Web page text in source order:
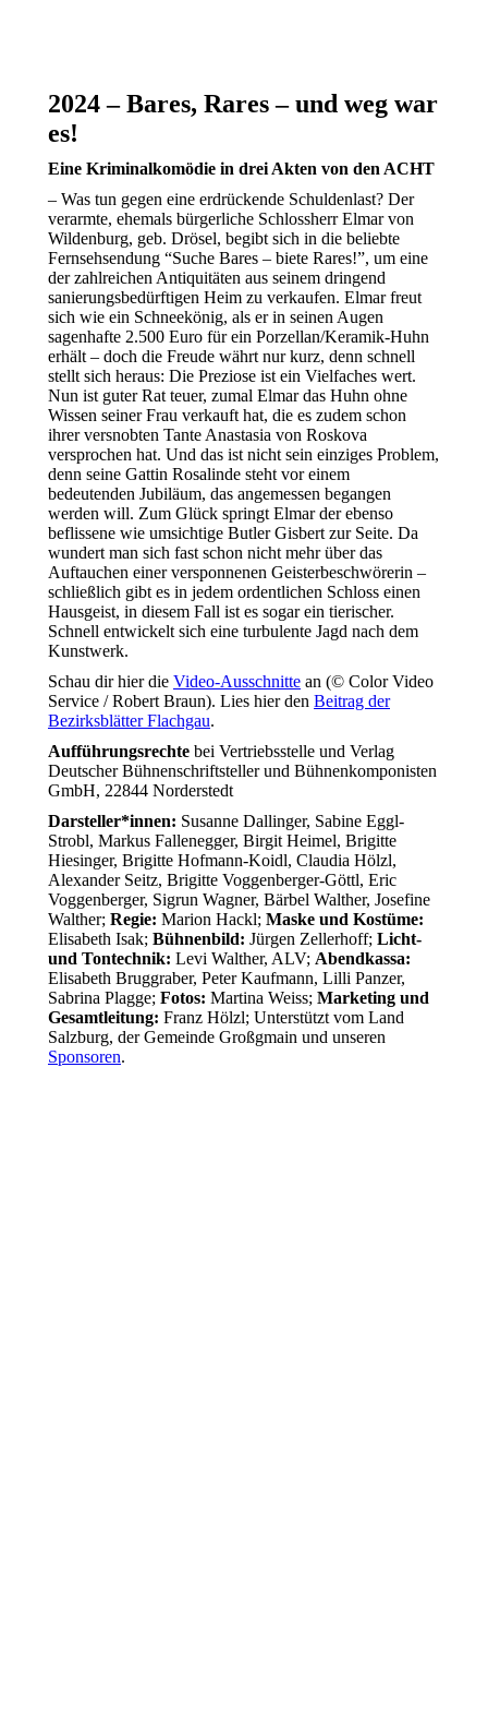
2024 – Bares, Rares – und weg war
es!
Eine Kriminalkomödie in drei Akten von den ACHT
– Was tun gegen eine erdrückende Schuldenlast? Der
verarmte, ehemals bürgerliche Schlossherr Elmar von
Wildenburg, geb. Drösel, begibt sich in die beliebte
Fernsehsendung “Suche Bares – biete Rares!”, um eine
der zahlreichen Antiquitäten aus seinem dringend
sanierungsbedürftigen Heim zu verkaufen. Elmar freut
sich wie ein Schneekönig, als er in seinen Augen
sagenhafte 2.500 Euro für ein Porzellan/Keramik-Huhn
erhält – doch die Freude währt nur kurz, denn schnell
stellt sich heraus: Die Preziose ist ein Vielfaches wert.
Nun ist guter Rat teuer, zumal Elmar das Huhn ohne
Wissen seiner Frau verkauft hat, die es zudem schon
ihrer versnobten Tante Anastasia von Roskova
versprochen hat. Und das ist nicht sein einziges Problem,
denn seine Gattin Rosalinde steht vor einem
bedeutenden Jubiläum, das angemessen begangen
werden will. Zum Glück springt Elmar der ebenso
beflissene wie umsichtige Butler Gisbert zur Seite. Da
wundert man sich fast schon nicht mehr über das
Auftauchen einer versponnenen Geisterbeschwörerin –
schließlich gibt es in jedem ordentlichen Schloss einen
Hausgeist, in diesem Fall ist es sogar ein tierischer.
Schnell entwickelt sich eine turbulente Jagd nach dem
Kunstwerk.
Schau dir hier die Video-Ausschnitte an (© Color Video
Service / Robert Braun). Lies hier den Beitrag der
Bezirksblätter Flachgau.
Aufführungsrechte bei Vertriebsstelle und Verlag
Deutscher Bühnenschriftsteller und Bühnenkomponisten
GmbH, 22844 Norderstedt
Darsteller*innen: Susanne Dallinger, Sabine Eggl-
Strobl, Markus Fallenegger, Birgit Heimel, Brigitte
Hiesinger, Brigitte Hofmann-Koidl, Claudia Hölzl,
Alexander Seitz, Brigitte Voggenberger-Göttl, Eric
Voggenberger, Sigrun Wagner, Bärbel Walther, Josefine
Walther; Regie: Marion Hackl; Maske und Kostüme:
Elisabeth Isak; Bühnenbild: Jürgen Zellerhoff; Licht-
und Tontechnik: Levi Walther, ALV; Abendkassa:
Elisabeth Bruggraber, Peter Kaufmann, Lilli Panzer,
Sabrina Plagge; Fotos: Martina Weiss; Marketing und
Gesamtleitung: Franz Hölzl; Unterstützt vom Land
Salzburg, der Gemeinde Großgmain und unseren
Sponsoren.